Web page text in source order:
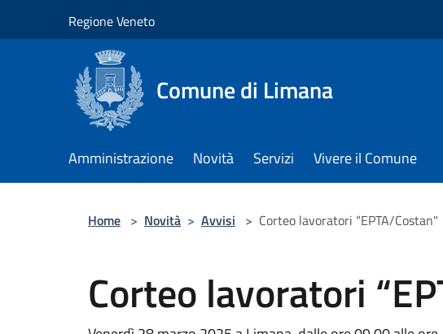
Regione Veneto
Comune di Limana
Amministrazione Novità Servizi Vivere il Comune
Home > Novità > Avvisi > Corteo lavoratori “EPTA/Costan"
Corteo lavoratori